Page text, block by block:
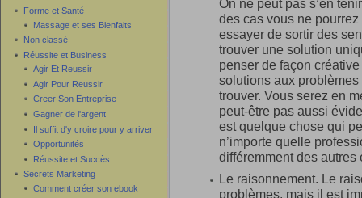
Forme et Santé
Massage et ses Bienfaits
Non classé
Réussite et Business
Agir Et Reussir
Agir Pour Reussir
Creer Son Entreprise
Gagner de l'argent
Il suffit d'y croire pour y arriver
Opportunités
Réussite et Succès
Secrets Marketing
Comment créer son ebook
On ne peut pas s’en
des cas vous ne
essayer de sortir des
trouver une solution
penser de façon
solutions aux problèmes
trouver. Vous serez en
peut-être pas aussi
est quelque chose qui
n’importe quelle
différemment des autres
Le raisonnement. Le
problèmes, mais il est